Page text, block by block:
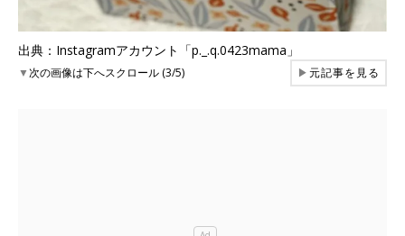
出典：Instagramアカウント「p._.q.0423mama」
▼次の画像は下へスクロール (3/5) ▶元記事を見る